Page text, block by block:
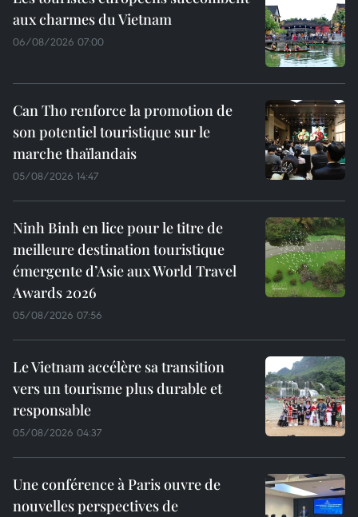
aux charmes du Vietnam
06/08/2026 07:00
Can Tho renforce la promotion de
son potentiel touristique sur le
marche thaïlandais
05/08/2026 14:47
Ninh Binh en lice pour le titre de
meilleure destination touristique
émergente d’Asie aux World Travel
Awards 2026
05/08/2026 07:56
Le Vietnam accélère sa transition
vers un tourisme plus durable et
responsable
05/08/2026 04:37
Une conférence à Paris ouvre de
nouvelles perspectives de